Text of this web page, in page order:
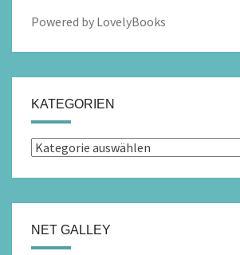
Powered by LovelyBooks
KATEGORIEN
Kategorien
NET GALLEY